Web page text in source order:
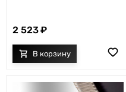
2 523